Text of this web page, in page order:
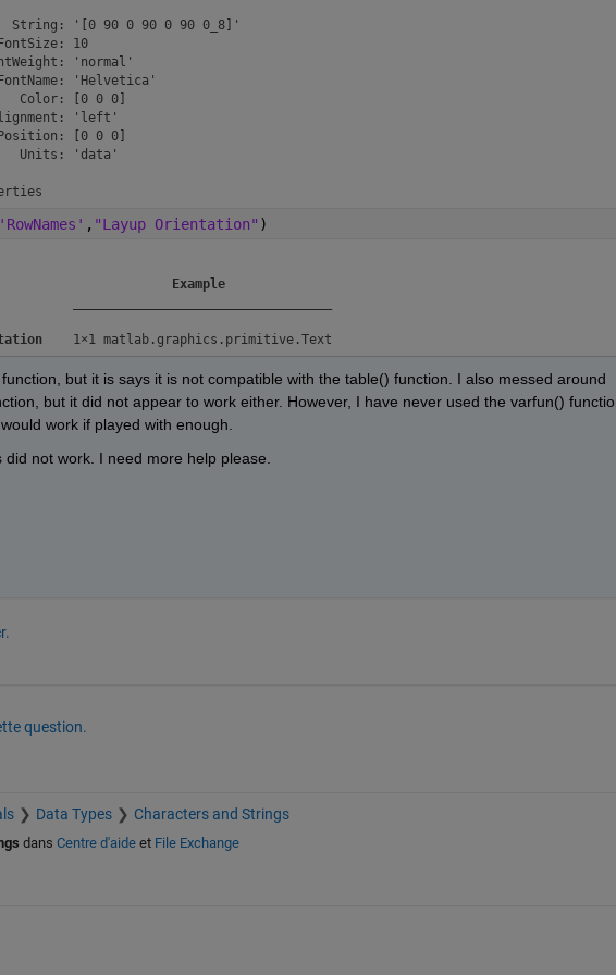
String: '[0 90 0 90 0 90 0_8]'
10
'normal'
'Helvetica'
Color: [0 0 0]
'left'
[0 0 0]
Units: 'data'
'RowNames' , "Layup Orientation" )
Example
but it is says it is not compatible with the table() function. I also messed around
but it did not appear to work either. However, I have never used the varfun()
work if played with enough.
not work. I need more help please.
question.
Data Types Characters and Strings
dans Centre d'aideet File Exchange